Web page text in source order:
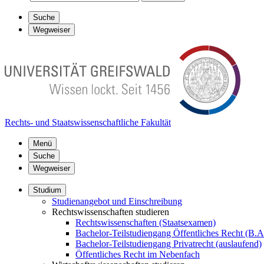
Suche
Wegweiser
Rechts- und Staatswissenschaftliche Fakultät
Menü
Suche
Wegweiser
Studium
Studienangebot und Einschreibung
Rechtswissenschaften studieren
Rechtswissenschaften (Staatsexamen)
Bachelor-Teilstudiengang Öffentliches Recht
Bachelor-Teilstudiengang Privatrecht (auslaufend)
Öffentliches Recht im Nebenfach